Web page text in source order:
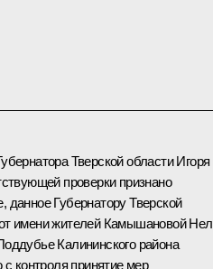
Тверской области Игоря
проверки признано
данное Губернатору Тверской
имени жителей Камышановой
Калининского района
с контроля принятие мер